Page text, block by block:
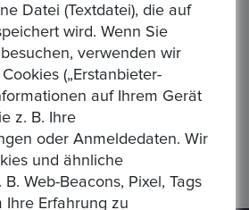
Republik
Artikeln:5/ Seiten1von
Datei (Textdatei), die auf
wird. Wenn Sie
verwenden wir
(„Erstanbieter-
auf Ihrem Gerät
z. B. Ihre
oder Anmeldedaten. Wir
und ähnliche
Web-Beacons, Pixel, Tags
Ihre Erfahrung zu